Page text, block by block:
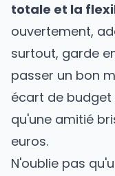
totale et la
ouvertement,
surtout, garde
passer un bon
écart de
qu'une amitié
euros.
N'oublie pas